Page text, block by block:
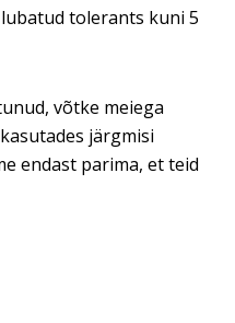
tolerants kuni 5
võtke meiega
järgmisi
endast parima, et teid